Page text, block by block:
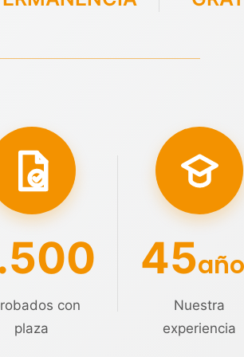
con
plaza
45
Nuestra
experiencia